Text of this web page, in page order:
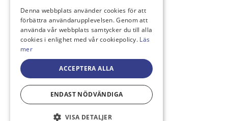
Denna webbplats använder cookies för att
förbättra användarupplevelsen. Genom att
använda vår webbplats samtycker du till alla
cookies i enlighet med vår cookiepolicy. Läs
mer
ACCEPTERA ALLA
ENDAST NÖDVÄNDIGA
VISA DETALJER